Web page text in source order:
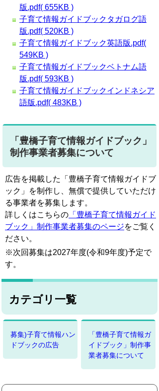
版.pdf( 655KB )
子育て情報ガイドブックタガログ語
版.pdf( 520KB )
子育て情報ガイドブック英語版.pdf(
549KB )
子育て情報ガイドブックベトナム語
版.pdf( 593KB )
子育て情報ガイドブックインドネシア
語版.pdf( 483KB )
「豊橋子育て情報ガイドブック」
制作事業者募集について
広告を掲載した「豊橋子育て情報ガイドブ
ック」を制作し、無償で提供していただけ
る事業者を募集します。
詳しくはこちらの 「豊橋子育て情報ガイド
ブック」制作事業者募集のページをご覧く
ださい。
※次回募集は2027年度(令和9年度)予定で
す。
カテゴリ一覧
募集)子育て情報ハン
ドブックの広告
「豊橋子育て情報ガ
イドブック」制作事
業者募集について